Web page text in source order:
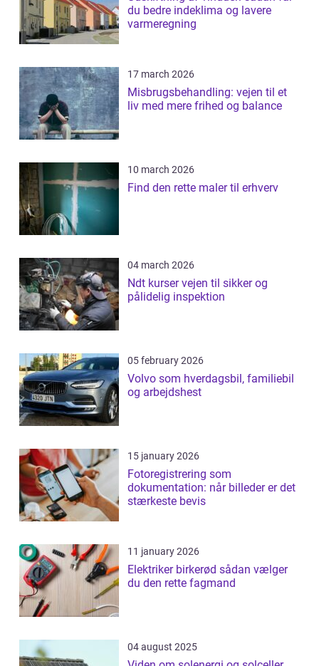
du bedre indeklima og lavere
varmeregning
17 march 2026
Misbrugsbehandling: vejen til et
liv med mere frihed og balance
10 march 2026
Find den rette maler til erhverv
04 march 2026
Ndt kurser vejen til sikker og
pålidelig inspektion
05 february 2026
Volvo som hverdagsbil, familiebil
og arbejdshest
15 january 2026
Fotoregistrering som
dokumentation: når billeder er det
stærkeste bevis
11 january 2026
Elektriker birkerød sådan vælger
du den rette fagmand
04 august 2025